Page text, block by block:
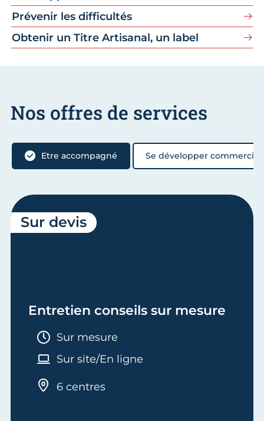
Prévenir les difficultés
Obtenir un Titre Artisanal, un label
Nos offres de services
Etre accompagné Se développer
Entretien conseils sur mesure
Durée :
Sur mesure
Sur site/En ligne
6 centres
Sur devis